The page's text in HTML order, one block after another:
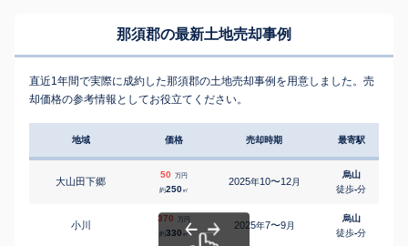
那須郡の最新土地売却事例
直近1年間で実際に成約した那須郡の土地売却事例を用意しました。売
却価格の参考情報としてお役立てください。
地域 価格 売却時期 最寄駅
大山田下郷
50 万円
約250㎡
2025年10〜12月
烏山
徒歩-分
小川
370 万円
約330 ㎡
2025年7〜9月
烏山
徒歩-分